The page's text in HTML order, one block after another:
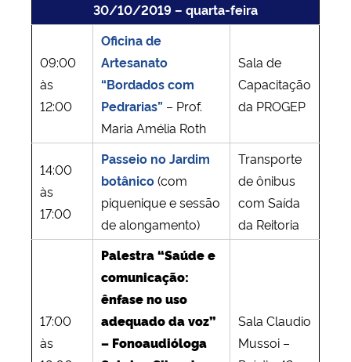
30/10/2019 – quarta-feira
09:00
às
12:00
Oficina de
Artesanato
“Bordados com
Pedrarias” – Prof.
Maria Amélia Roth
Sala de
Capacitação
da PROGEP
14:00
às
17:00
Passeio no Jardim
botânico(com
piquenique e sessão
de alongamento)
Transporte
de ônibus
com Saída
da Reitoria
17:00
às
Palestra “Saúde e
comunicação:
ênfase no uso
adequado da voz”
– Fonoaudióloga
Sala Claudio
Mussoi –